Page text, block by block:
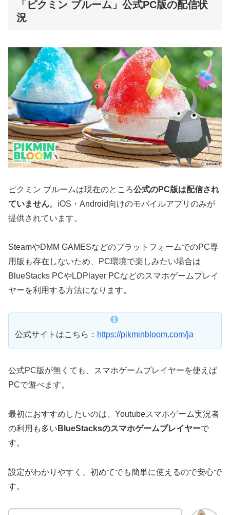
「ピクミン ブルーム」公式PC版の配信状
況
ピクミン ブルームは現在のところ公式のPC版は配信され
ていません。iOS・Android向けのモバイルアプリのみが
提供されています。
SteamやDMM GAMESなどのプラットフォームでのPC専
用版も存在しないため、PC環境で楽しみたい場合は
BlueStacks PCやLDPlayer PCなどのスマホゲームプレイ
ヤーを利用する方法になります。
公式サイトはこちら： https://pikminbloom.com/ja
公式PC版が無くても、スマホゲームプレイヤーを使えば
PCで遊べます。
最初におすすめしたいのは、Youtubeスマホゲーム実況者
の利用も多い BlueStacksのスマホゲームプレイヤーで
す。
設定がわかりやすく、初めてでも簡単に使えるので安心で
す。